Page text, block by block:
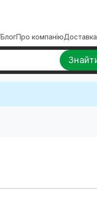
БлогПро компаніюДоставка